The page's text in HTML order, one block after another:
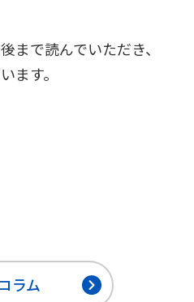
まで読んでいただき、
ます。
ラム